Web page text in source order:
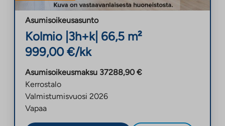
Asumisoikeusasunto
Kolmio 3h+k| 66,5 m²
999,00 €/kk
Asumisoikeusmaksu 37288,90 €
Kerrostalo
Valmistumisvuosi 2026
Vapaa